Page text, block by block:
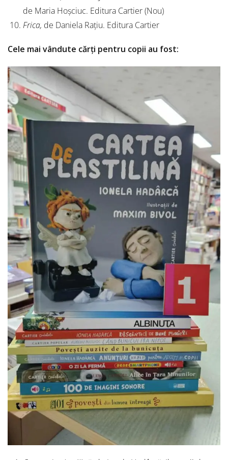
de Maria Hoșciuc. Editura Cartier (Nou)
Frica, de Daniela Rațiu. Editura Cartier
Cele mai vândute cărți pentru copii au fost: